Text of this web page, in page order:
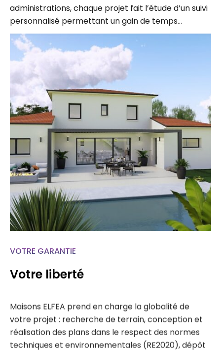
personnalisé permettant un gain de temps…
VOTRE GARANTIE
Votre liberté
votre projet : recherche de terrain, conception et
réalisation des plans dans le respect des normes
techniques et environnementales (RE2020), dépôt
et obtention du permis de construire,